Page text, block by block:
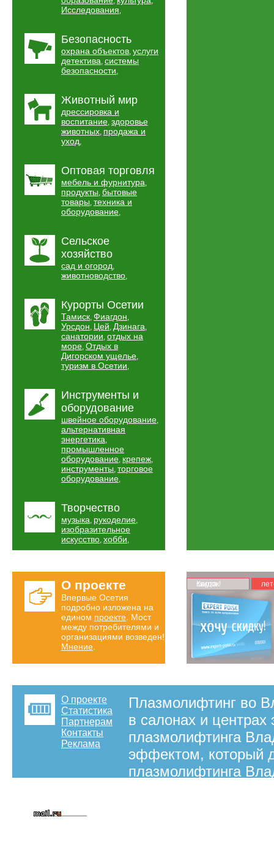
Исследования,
Безопасность
охрана объектов, услуги
детектива, системы
безопасности,
Животный мир
дрессировка и
воспитание, здоровье
животных, продажа и
уход,
Оптовая торговля
мебель и фурнитура,
продукты, бытовые
товары, техника и
оборудование,
Сельское
хозяйство
сад и огород,
животноводство,
Курорты Осетии
Тамиск, Фиагдон,
Урсдон, Цей, Дзинага,
санатории, отдых на
море, Отдых в
Дигорском ущелье,
туризм в Осетии,
Инструменты и
оборудование
швейное оборудование,
альтернативная
энергетика,
промышленное
оборудование, крепеж,
инструменты, торговое
оборудование,
Творчество
музыка, рукоделие,
изобразительное
искусство, хобби,
О проекте
Впервые Осетия
подробно изложена на
едином проекте . Мост
между потребителями и
организациями возведен!
Мнение
Карта скидок!
О проекте
Статистика
Партнерам
Контакты
Реклама
Плазмолифтинг во
в салонах и центрах
плазмолифтинга
эффектом, который
плазмолифтинга